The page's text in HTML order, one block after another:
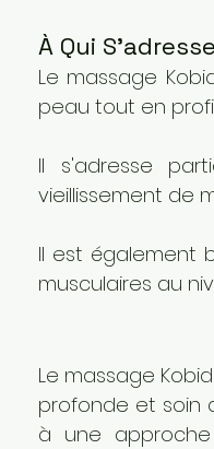
À Qui
Le massage
peau tout en
Il s'adresse
vieillissement de
Il est également
musculaires au
Le massage
profonde et soin
à une